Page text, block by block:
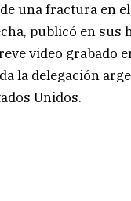
una fractura en
publicó en sus
video grabado
la delegación
Unidos.